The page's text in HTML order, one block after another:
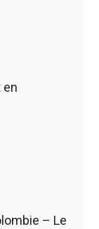
en
– Le